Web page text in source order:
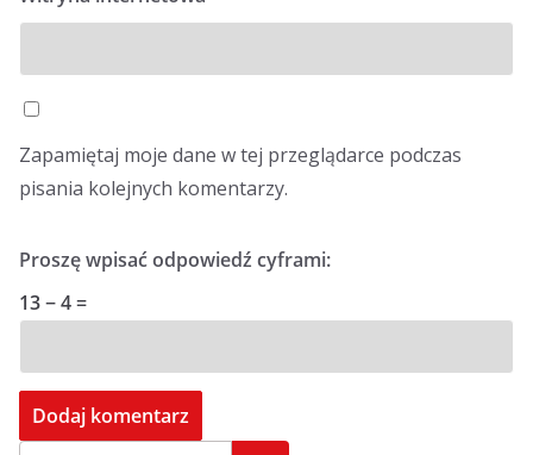
Zapamiętaj moje dane w tej przeglądarce podczas
pisania kolejnych komentarzy.
Proszę wpisać odpowiedź cyframi:
13 − 4 =